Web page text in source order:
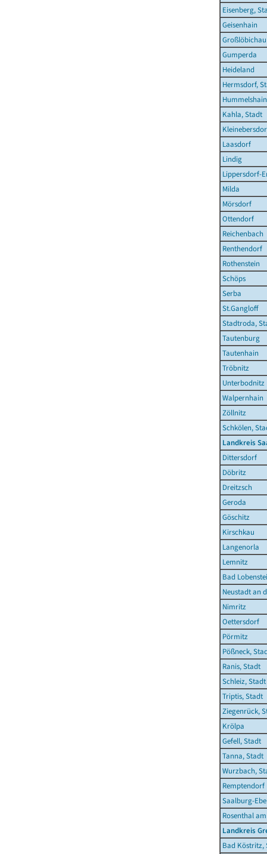
Eisenberg,
Geisenhain
Großlöbichau
Gumperda
Heideland
Hermsdorf,
Hummelshain
Kahla, Stadt
Laasdorf
Lindig
Lippersdorf-
Milda
Mörsdorf
Ottendorf
Reichenbach
Renthendorf
Rothenstein
Schöps
Serba
St.Gangloff
Stadtroda,
Tautenburg
Tautenhain
Tröbnitz
Unterbodnitz
Walpernhain
Zöllnitz
Schkölen,
Landkreis
Dittersdorf
Döbritz
Dreitzsch
Geroda
Göschitz
Kirschkau
Langenorla
Lemnitz
Bad
Neustadt an
Nimritz
Oettersdorf
Pörmitz
Pößneck,
Ranis, Stadt
Schleiz, Stadt
Triptis, Stadt
Ziegenrück,
Krölpa
Gefell, Stadt
Tanna, Stadt
Wurzbach,
Remptendorf
Saalburg-
Rosenthal
Landkreis
Bad Köstritz,